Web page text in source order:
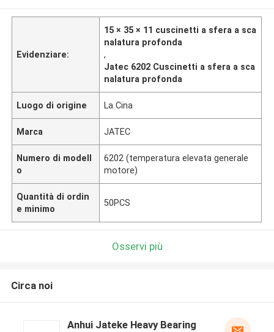
Evidenziare:
15 × 35 × 11 cuscinetti a sfera a sca
nalatura profonda
,
Jatec 6202 Cuscinetti a sfera a sca
nalatura profonda
Luogo di origine La Cina
Marca JATEC
Numero di modell
o
6202 (temperatura elevata generale
motore)
Quantità di ordin
e minimo
50PCS
Osservi più
Circa noi
Anhui Jateke Heavy Bearing